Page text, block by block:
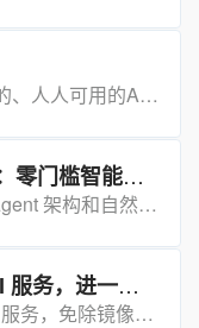
度加创作工具是由百度出品的、人人可用的AIGC创作工具网站。度加致力于通过AI能力降低内容生产门槛，提升创作效率，一站式聚合百度AIGC能力，引领跨时代的内容生产方式。
Medeo AI 视频编辑工具：零门槛智能视频创作助手
Medeo AI 是一款搭载智能 Agent 架构和自然语言编辑功能的 AI 视频编辑工具，能通过简单操作将想法快速转化为高质量视频，实现动态互动创作与高效迭代。
百度 DuClaw：零部署 AI 服务，进一步降低智能体应用门槛
百度智能云发布的零部署 AI 服务，免除镜像选择、服务器部署及 API Key 配置，实现 AI 智能体即开即用。